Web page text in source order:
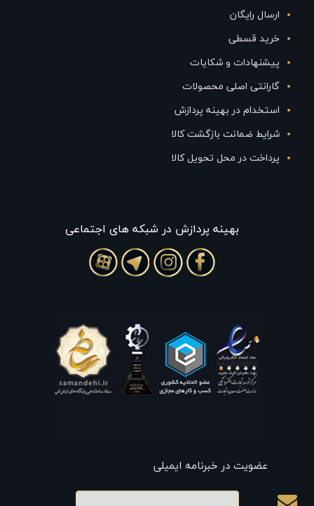
ارسال رایگان
خرید قسطی
پیشنهادات و شکایات
گارانتی اصلی محصولات
استخدام در بهینه پردازش
شرایط ضمانت بازگشت کالا
پرداخت در محل تحویل کالا
بهينه پردازش در شبکه های اجتماعی
عضویت در خبرنامه ایمیلی